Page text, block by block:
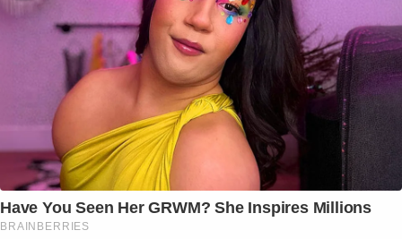
Have You Seen Her GRWM? She Inspires Millions
BRAINBERRIES